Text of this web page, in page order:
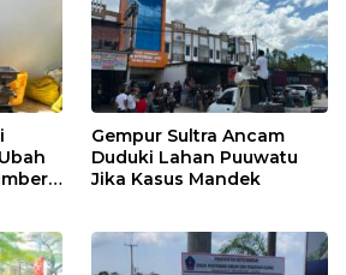
Gempur Sultra Ancam
Duduki Lahan Puuwatu
Jika Kasus Mandek